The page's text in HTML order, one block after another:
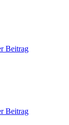
Beitrag
Beitrag